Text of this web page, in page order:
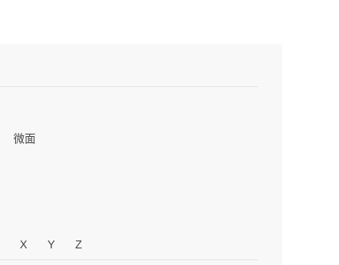
微面
X Y Z